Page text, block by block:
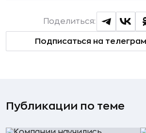
Подписаться на
Поделиться:
Публикации по теме